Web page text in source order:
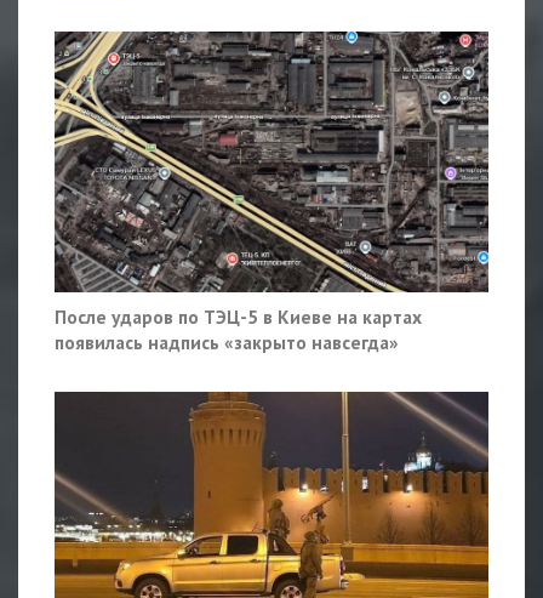
После ударов по ТЭЦ-5 в Киеве на картах
появилась надпись «закрыто навсегда»